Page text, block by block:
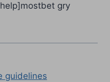
gry
guidelines